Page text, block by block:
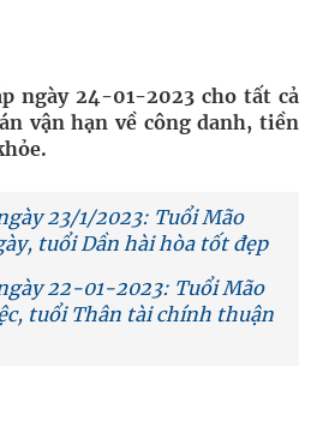
ngày 24-01-2023 cho tất cả
vận hạn về công danh, tiền
23/1/2023: Tuổi Mão
tuổi Dần hài hòa tốt đẹp
22-01-2023: Tuổi Mão
tuổi Thân tài chính thuận